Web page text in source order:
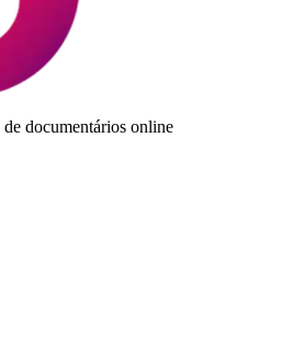
documentários online